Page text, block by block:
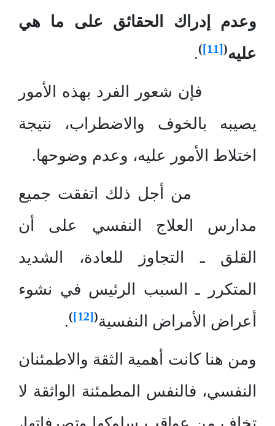
وعدم إدراك الحقائق على ما هي
عليه(
[11]
)
.
فإن شعور الفرد بهذه الأمور
يصيبه بالخوف والاضطراب، نتيجة
اختلاط الأمور عليه، وعدم وضوحها.
من أجل ذلك اتفقت جميع
مدارس العلاج النفسي على أن
القلق ـ التجاوز للعادة، الشديد
المتكرر ـ السبب الرئيس في نشوء
أعراض الأمراض النفسية(
[12]
)
.
ومن هنا كانت أهمية الثقة والاطمئنان
النفسي، فالنفس المطمئنة الواثقة لا